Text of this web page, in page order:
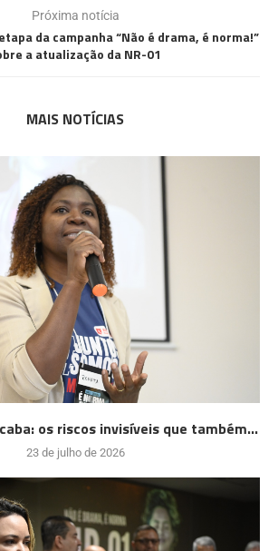
Próxima notícia
da campanha “Não é drama, é norma!”
a atualização da NR-01
MAIS NOTÍCIAS
os riscos invisíveis que também...
23 de julho de 2026